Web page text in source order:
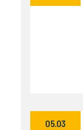
05.03